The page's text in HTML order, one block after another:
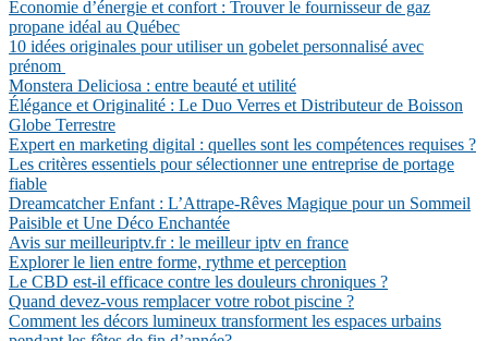
Économie d’énergie et confort : Trouver le fournisseur de gaz
propane idéal au Québec
10 idées originales pour utiliser un gobelet personnalisé avec
prénom
Monstera Deliciosa : entre beauté et utilité
Élégance et Originalité : Le Duo Verres et Distributeur de Boisson
Globe Terrestre
Expert en marketing digital : quelles sont les compétences requises ?
Les critères essentiels pour sélectionner une entreprise de portage
fiable
Dreamcatcher Enfant : L’Attrape-Rêves Magique pour un Sommeil
Paisible et Une Déco Enchantée
Avis sur meilleuriptv.fr : le meilleur iptv en france
Explorer le lien entre forme, rythme et perception
Le CBD est-il efficace contre les douleurs chroniques ?
Quand devez-vous remplacer votre robot piscine ?
Comment les décors lumineux transforment les espaces urbains